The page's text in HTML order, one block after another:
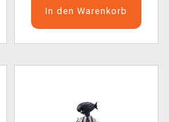
In den Warenkorb